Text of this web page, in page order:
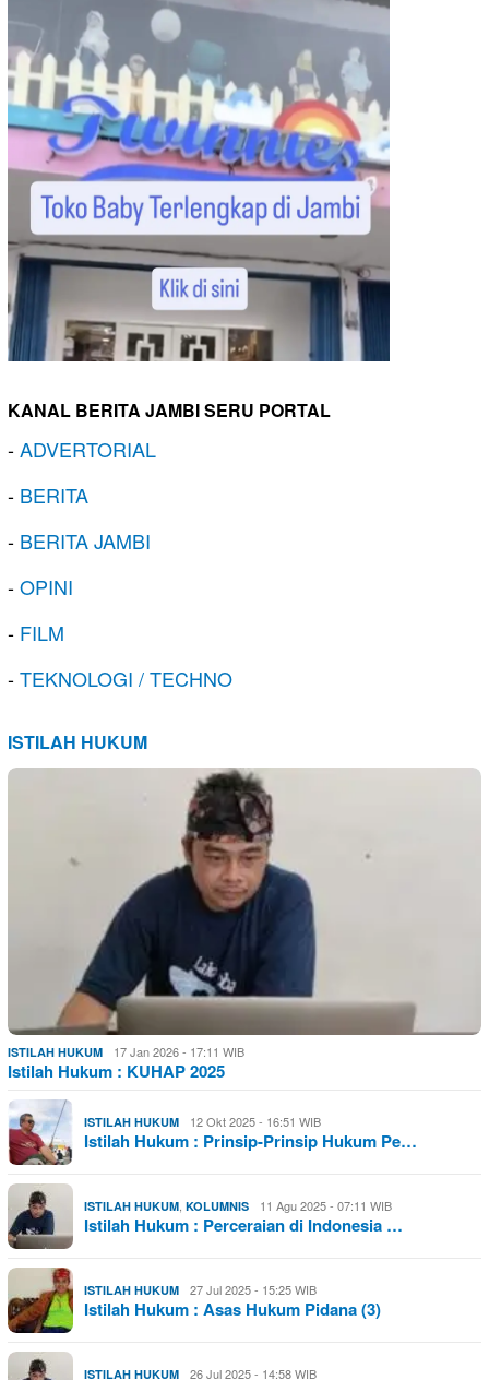
KANAL BERITA JAMBI SERU PORTAL
-ADVERTORIAL
- BERITA
- BERITA JAMBI
-OPINI
- FILM
-TEKNOLOGI / TECHNO
ISTILAH HUKUM
ISTILAH HUKUM 17 Jan 2026 - 17:11 WIB
Istilah Hukum : KUHAP 2025
ISTILAH HUKUM 12 Okt 2025 - 16:51 WIB
Istilah Hukum : Prinsip-Prinsip Hukum Pe…
ISTILAH HUKUM, KOLUMNIS 11 Agu 2025 - 07:11 WIB
Istilah Hukum : Perceraian di Indonesia …
ISTILAH HUKUM 27 Jul 2025 - 15:25 WIB
Istilah Hukum : Asas Hukum Pidana (3)
ISTILAH HUKUM 26 Jul 2025 - 14:58 WIB